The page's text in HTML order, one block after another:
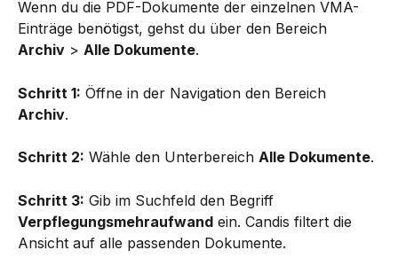
Wenn du die PDF-Dokumente der einzelnen VMA-
Einträge benötigst, gehst du über den Bereich
Archiv > Alle Dokumente.
Schritt 1: Öffne in der Navigation den Bereich
Archiv.
Schritt 2: Wähle den Unterbereich Alle Dokumente.
Schritt 3: Gib im Suchfeld den Begriff
Verpflegungsmehraufwand ein. Candis filtert die
Ansicht auf alle passenden Dokumente.